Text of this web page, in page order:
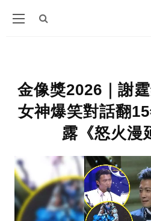
金像獎2026｜謝
女神爆笑對話翻
露《怒火漫